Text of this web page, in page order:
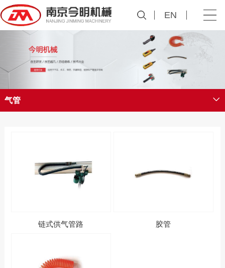
EN
气管
链式供气管路 胶管